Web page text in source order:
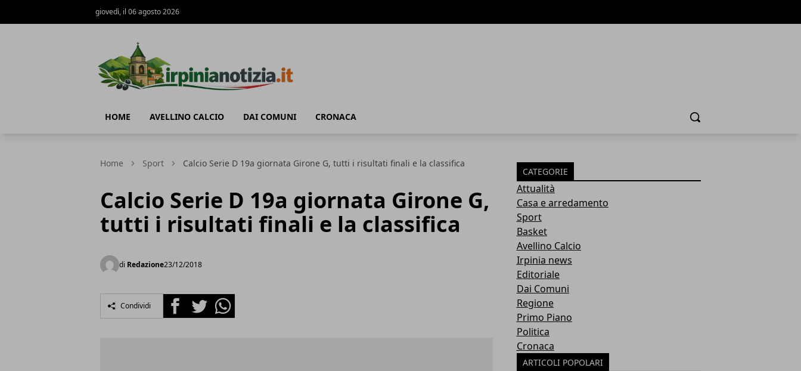
giovedì, il 06 agosto 2026
HOME AVELLINO CALCIO DAI COMUNI CRONACA Cerca
Home Sport Calcio Serie D 19a giornata Girone G, tutti i risultati finali e la classifica
Calcio Serie D 19a giornata Girone G,
tutti i risultati finali e la classifica
di Redazione23/12/2018
Condividi FacebookTwitterWhatsapp
CATEGORIE
Attualità
Casa e arredamento
Sport
Basket
Avellino Calcio
Irpinia news
Editoriale
Dai Comuni
Regione
Primo Piano
Politica
Cronaca
ARTICOLI POPOLARI